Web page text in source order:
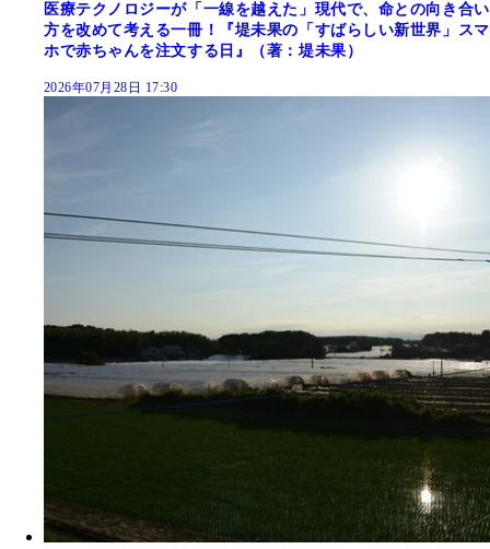
医療テクノロジーが「一線を越えた」現代で、命との向き合い
方を改めて考える一冊！『堤未果の「すばらしい新世界」スマ
ホで赤ちゃんを注文する日』（著：堤未果）
2026年07月28日 17:30